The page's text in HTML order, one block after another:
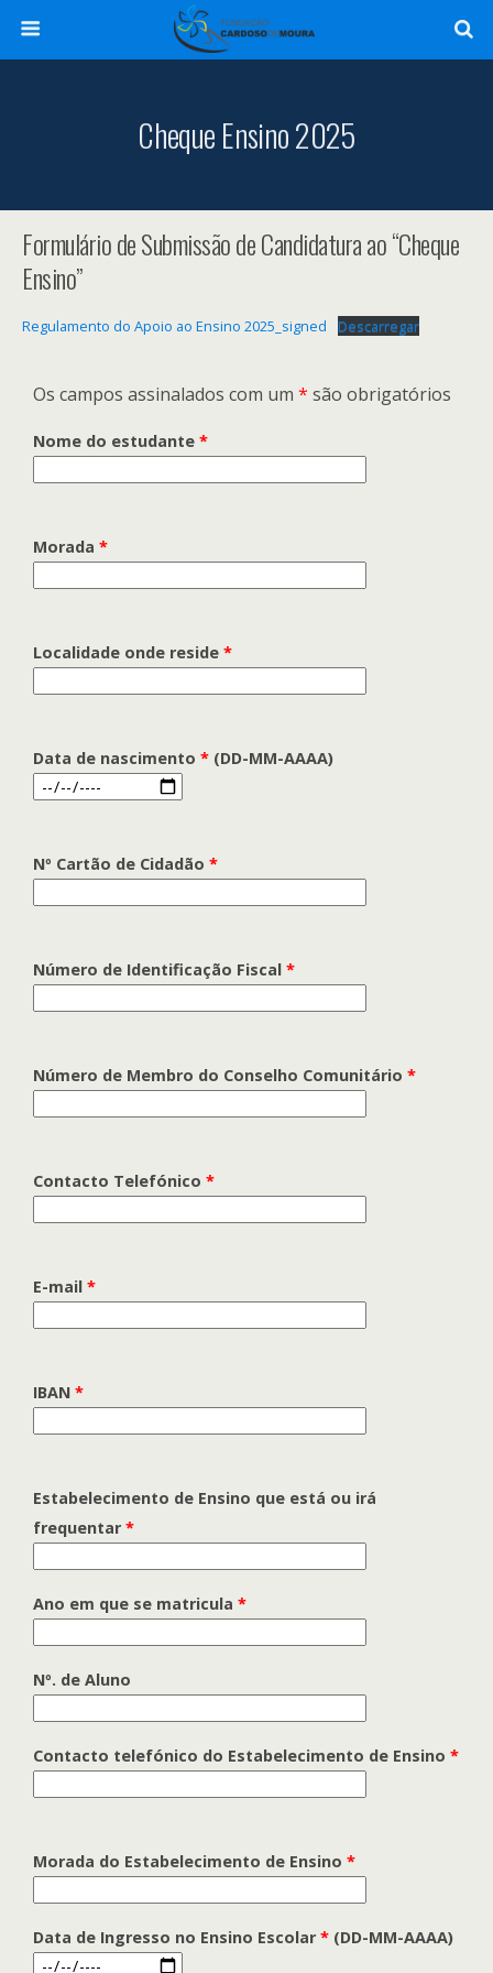
Cheque Ensino 2025
Formulário de Submissão de Candidatura ao “Cheque
Ensino”
Regulamento do Apoio ao Ensino 2025_signed Descarregar
Os campos assinalados com um * são obrigatórios
Nome do estudante *
Morada *
Localidade onde reside *
Data de nascimento * (DD-MM-AAAA)
Nº Cartão de Cidadão *
Número de Identificação Fiscal *
Número de Membro do Conselho Comunitário *
Contacto Telefónico *
E-mail *
IBAN *
Estabelecimento de Ensino que está ou irá
frequentar *
Ano em que se matricula *
Nº. de Aluno
Contacto telefónico do Estabelecimento de Ensino *
Morada do Estabelecimento de Ensino *
Data de Ingresso no Ensino Escolar * (DD-MM-AAAA)